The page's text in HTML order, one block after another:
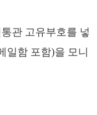
관 고유부호를 넣
일함 포함)을 모니